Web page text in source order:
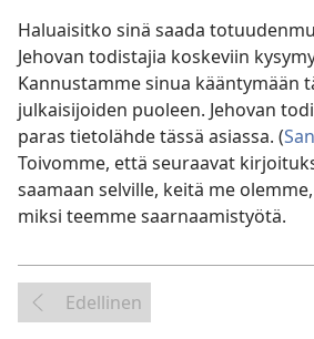
Haluaisitko sinä saada
Jehovan todistajia koskeviin
Kannustamme sinua kääntymään
julkaisijoiden puoleen. Jehovan
paras tietolähde tässä asiassa. (
Toivomme, että seuraavat
saamaan selville, keitä me
miksi teemme saarnaamistyötä.
Edellinen